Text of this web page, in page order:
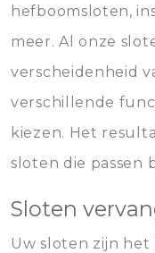
hefboomsloten,
meer. Al onze
verscheidenheid
verschillende
kiezen. Het
sloten die passen
Sloten
Uw sloten zijn